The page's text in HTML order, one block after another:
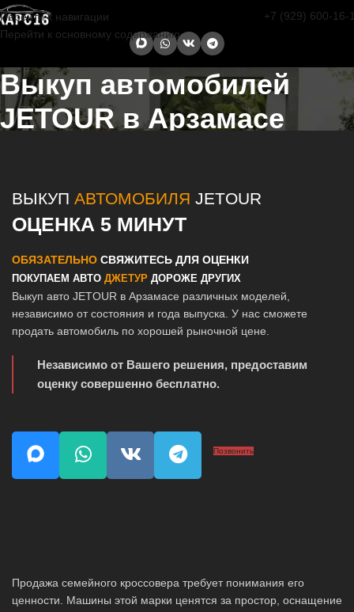
Перейти к навигации
Перейти к основному содержанию
+7 (929) 600-16-
Выкуп автомобилей
JETOUR в Арзамасе
ВЫКУП АВТОМОБИЛЯ JETOUR
ОЦЕНКА 5 МИНУТ
ОБЯЗАТЕЛЬНО СВЯЖИТЕСЬ ДЛЯ ОЦЕНКИ
ПОКУПАЕМ АВТО ДЖЕТУР ДОРОЖЕ ДРУГИХ
Выкуп авто JETOUR в Арзамасе различных моделей,
независимо от состояния и года выпуска. У нас сможете
продать автомобиль по хорошей рыночной цене.
Независимо от Вашего решения, предоставим
оценку совершенно бесплатно.
Позвонить
Продажа семейного кроссовера требует понимания его
ценности. Машины этой марки ценятся за простор, оснащение